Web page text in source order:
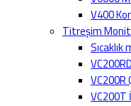
V400
Titreşim
VC200R
VC200T